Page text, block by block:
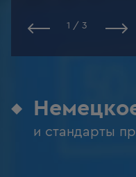
1 / 3
и стандарты